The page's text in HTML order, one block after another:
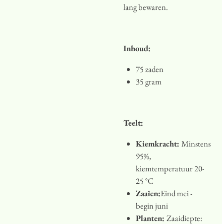
lang bewaren.
Inhoud:
75 zaden
35 gram
Teelt:
Kiemkracht: Minstens
95%,
kiemtemperatuur 20-
25 °C
Zaaien:Eind mei -
begin juni
Planten: Zaaidiepte: